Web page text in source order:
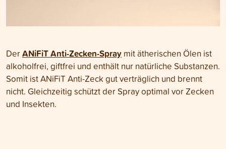
DerANiFiT Anti-Zecken-Spray mit ätherischen Ölen ist
alkoholfrei, giftfrei und enthält nur natürliche Substanzen.
Somit ist ANiFiT Anti-Zeck gut verträglich und brennt
nicht. Gleichzeitig schützt der Spray optimal vor Zecken
und Insekten.